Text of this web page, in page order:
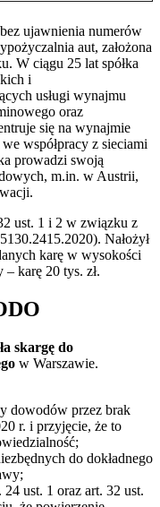
ujawnienia numerów
aut, założona
W ciągu 25 lat spółka
i
usługi wynajmu
oraz
się na wynajmie
współpracy z sieciami
prowadzi swoją
m.in. w Austrii,
ust. 1 i 2 w związku z
Nałożył
karę w wysokości
– karę 20 tys. zł.
skargę do
w Warszawie.
dowodów przez brak
r. i przyjęcie, że to
do dokładnego
24 ust. 1 oraz art. 32 ust.